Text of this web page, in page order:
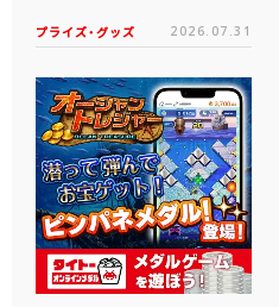
プライズ・グッズ 2026.07.31